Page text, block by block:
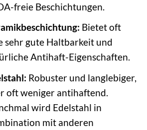
freie Beschichtungen.
Bietet oft
sehr gute Haltbarkeit und
Antihaft-Eigenschaften.
Robuster und langlebiger,
oft weniger antihaftend.
wird Edelstahl in
mit anderen